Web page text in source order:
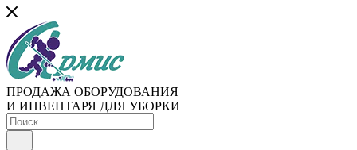
ПРОДАЖА ОБОРУДОВАНИЯ
И ИНВЕНТАРЯ ДЛЯ УБОРКИ